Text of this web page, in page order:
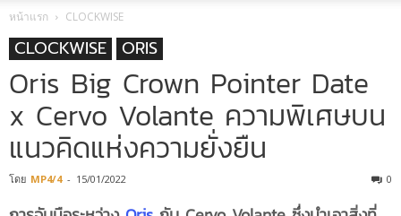
หน้าแรก CLOCKWISE
CLOCKWISE ORIS
Oris Big Crown Pointer Date
x Cervo Volante ความพิเศษบน
แนวคิดแห่งความยั่งยืน
โดย MP4/4 - 15/01/2022 0